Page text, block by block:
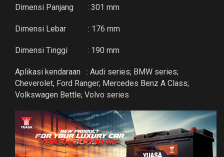
Dimensi Panjang : 301 mm
Dimensi Lebar : 176 mm
Dimensi Tinggi : 190 mm
Aplikasi kendaraan : Audi series; BMW series;
Cheverolet, Ford Ranger; Mercedes Benz A Class;
Volkswagen Bettle; Volvo series